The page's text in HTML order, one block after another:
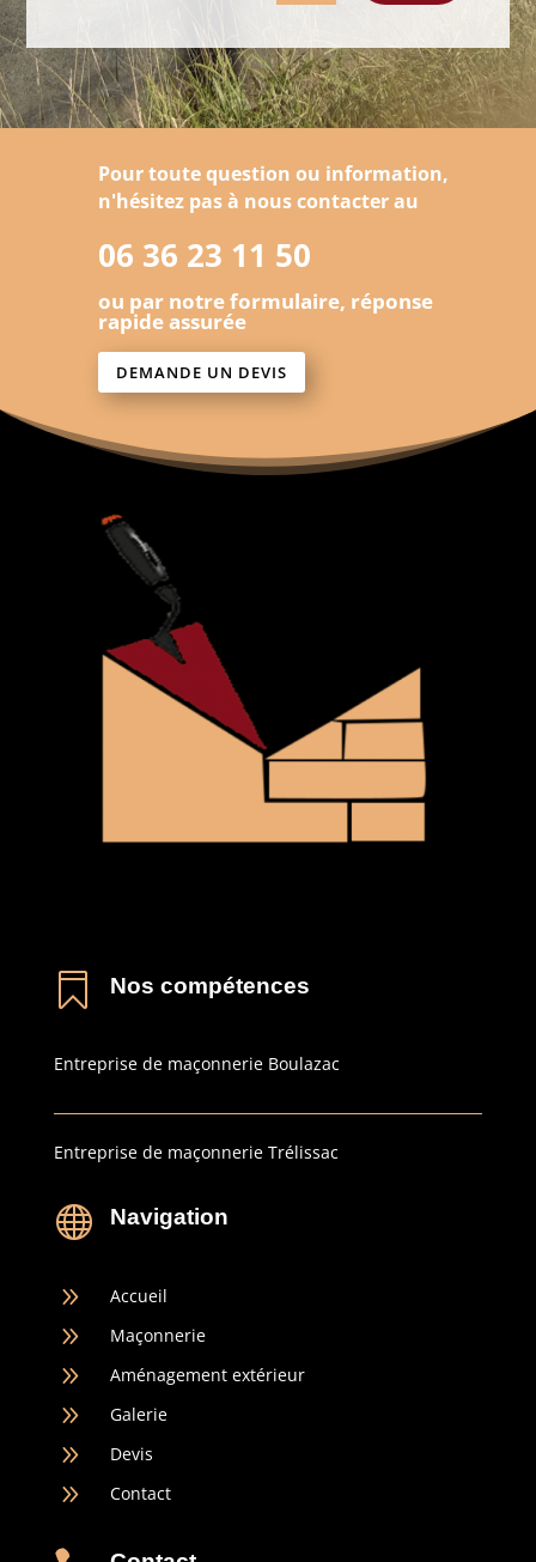
Pour toute question ou information,
n'hésitez pas à nous contacter au
06 36 23 11 50
ou par notre formulaire, réponse
rapide assurée
DEMANDE UN DEVIS
 Nos compétences
Entreprise de maçonnerie Boulazac
Entreprise de maçonnerie Trélissac
 Navigation
9 Accueil
9 Maçonnerie
9 Aménagement extérieur
9 Galerie
9 Devis
9 Contact